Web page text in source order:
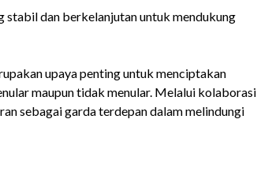
stabil dan berkelanjutan untuk mendukung
upaya penting untuk menciptakan
maupun tidak menular. Melalui kolaborasi
sebagai garda terdepan dalam melindungi